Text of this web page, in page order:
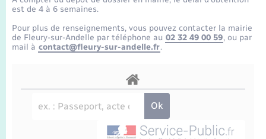
Etat-civil - Papiers - Citoyenneté
Mariage – PACS
Recensement
Loisirs
Transports scolaires
Travaux - Autorisation d’occupation de l’espace
public
Compétences
Présentation de la commune
est de 4 à 6 semaines.
Pour plus de renseignements, vous pouvez contacter la mairie
de Fleury-sur-Andelle par téléphone au 02 32 49 00 59, ou par
mail à contact@fleury-sur-andelle.fr.